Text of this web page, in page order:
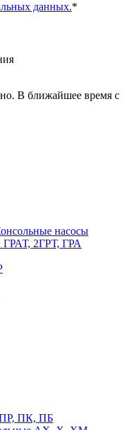
данных.*
В ближайшее время с
насосы
ГРАТ, 2ГРТ, ГРА
ПР, ПК, ПБ